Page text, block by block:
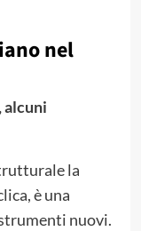
nel
alcuni
la
è una
nuovi.